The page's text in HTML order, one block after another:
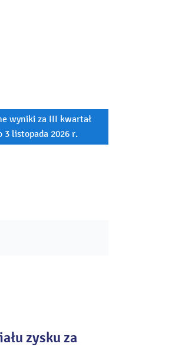
wyniki za III kwartał
3 listopada 2026 r.
zysku za